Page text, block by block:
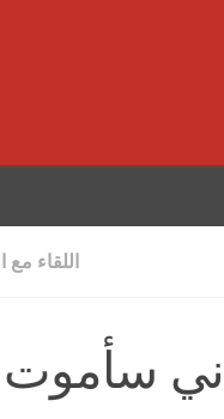
اللقاء
سأموت